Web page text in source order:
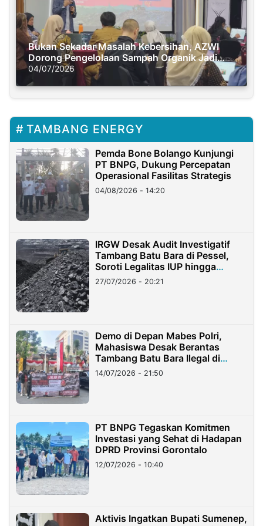
Bukan Sekadar Masalah Kebersihan, AZWI
Dorong Pengelolaan Sampah Organik Jadi
Solusi Krisis Iklim
04/07/2026
TAMBANG ENERGY
Pemda Bone Bolango Kunjungi
PT BNPG, Dukung Percepatan
Operasional Fasilitas Strategis
04/08/2026 - 14:20
IRGW Desak Audit Investigatif
Tambang Batu Bara di Pessel,
Soroti Legalitas IUP hingga
Stockpile
27/07/2026 - 20:21
Demo di Depan Mabes Polri,
Mahasiswa Desak Berantas
Tambang Batu Bara Ilegal di
Lampung
14/07/2026 - 21:50
PT BNPG Tegaskan Komitmen
Investasi yang Sehat di Hadapan
DPRD Provinsi Gorontalo
12/07/2026 - 10:40
Aktivis Ingatkan Bupati Sumenep,